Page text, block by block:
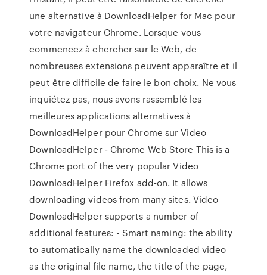
une alternative à DownloadHelper for Mac pour
votre navigateur Chrome. Lorsque vous
commencez à chercher sur le Web, de
nombreuses extensions peuvent apparaître et il
peut être difficile de faire le bon choix. Ne vous
inquiétez pas, nous avons rassemblé les
meilleures applications alternatives à
DownloadHelper pour Chrome sur Video
DownloadHelper - Chrome Web Store This is a
Chrome port of the very popular Video
DownloadHelper Firefox add-on. It allows
downloading videos from many sites. Video
DownloadHelper supports a number of
additional features: - Smart naming: the ability
to automatically name the downloaded video
as the original file name, the title of the page,